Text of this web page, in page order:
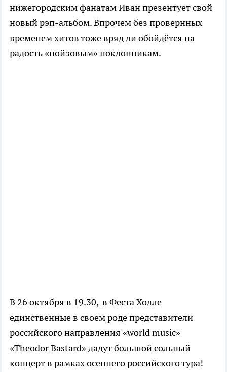
нижегородским фанатам Иван презентует свой
новый рэп-альбом. Впрочем без провернных
временем хитов тоже вряд ли обойдётся на
радость «нойзовым» поклонникам.
В 26 октября в 19.30, в Феста Холле
единственные в своем роде представители
российского направления «world music»
«Theodor Bastard» дадут большой сольный
концерт в рамках осеннего российского тура!